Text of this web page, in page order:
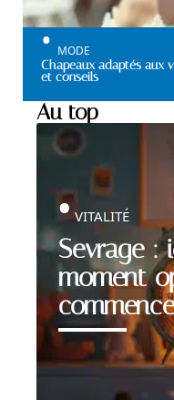
MODE
Chapeaux adaptés aux
et conseils
Au top
Sevrage :
moment
VITALITÉ